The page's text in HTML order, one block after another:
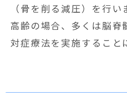
（骨を削る減圧）を行い
高齢の場合、多くは脳脊
対症療法を実施すること